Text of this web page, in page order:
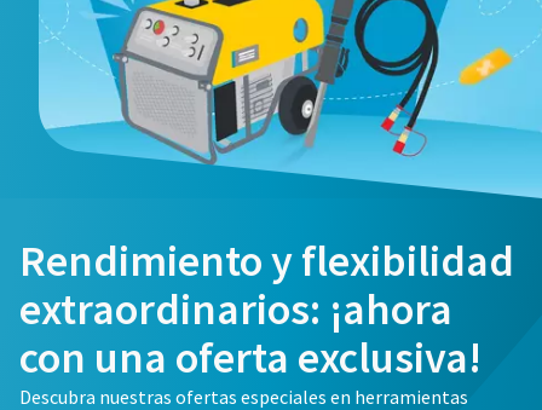
Rendimiento y flexibilidad
extraordinarios: ¡ahora
con una oferta exclusiva!
Descubra nuestras ofertas especiales en herramientas
Email
Teléfono
Empresa
País